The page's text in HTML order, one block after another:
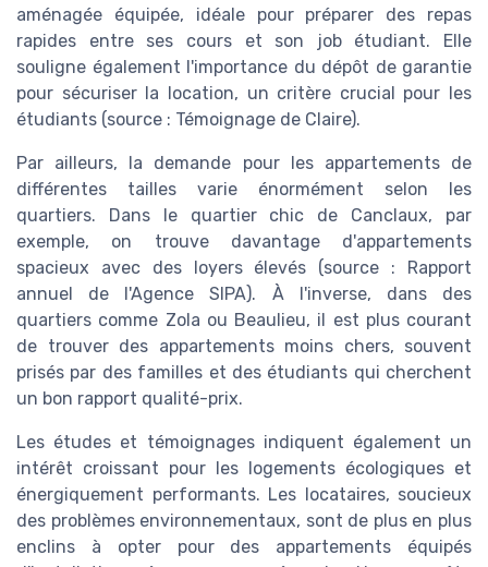
aménagée équipée, idéale pour préparer des repas
rapides entre ses cours et son job étudiant. Elle
souligne également l'importance du dépôt de garantie
pour sécuriser la location, un critère crucial pour les
étudiants (source : Témoignage de Claire).
Par ailleurs, la demande pour les appartements de
différentes tailles varie énormément selon les
quartiers. Dans le quartier chic de Canclaux, par
exemple, on trouve davantage d'appartements
spacieux avec des loyers élevés (source : Rapport
annuel de l'Agence SIPA). À l'inverse, dans des
quartiers comme Zola ou Beaulieu, il est plus courant
de trouver des appartements moins chers, souvent
prisés par des familles et des étudiants qui cherchent
un bon rapport qualité-prix.
Les études et témoignages indiquent également un
intérêt croissant pour les logements écologiques et
énergiquement performants. Les locataires, soucieux
des problèmes environnementaux, sont de plus en plus
enclins à opter pour des appartements équipés